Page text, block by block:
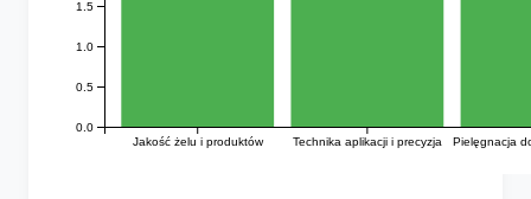
Jakość żelu i produktów Technika aplikacji i precyzja Pielęgnacja
0.0
0.5
1.0
1.5